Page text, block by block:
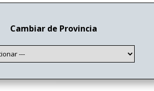
Cambiar de Provincia